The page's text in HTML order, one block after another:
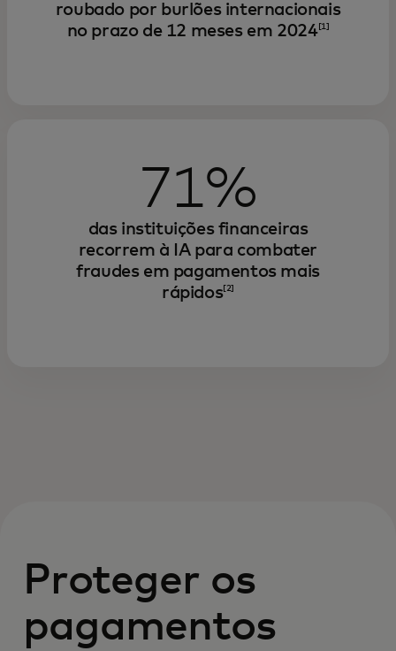
roubado por burlões internacionais
no prazo de 12 meses em 2024 [1]
71%
das instituições financeiras
recorrem à IA para combater
fraudes em pagamentos mais
rápidos[2]
Proteger os
pagamentos